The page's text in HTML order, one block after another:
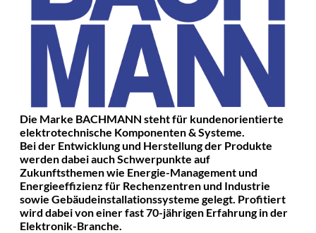
Die Marke BACHMANN steht für kundenorientierte
elektrotechnische Komponenten & Systeme.
Bei der Entwicklung und Herstellung der Produkte
werden dabei auch Schwerpunkte auf
Zukunftsthemen wie Energie-Management und
Energieeffizienz für Rechenzentren und Industrie
sowie Gebäudeinstallationssysteme gelegt. Profitiert
wird dabei von einer fast 70-jährigen Erfahrung in der
Elektronik-Branche.